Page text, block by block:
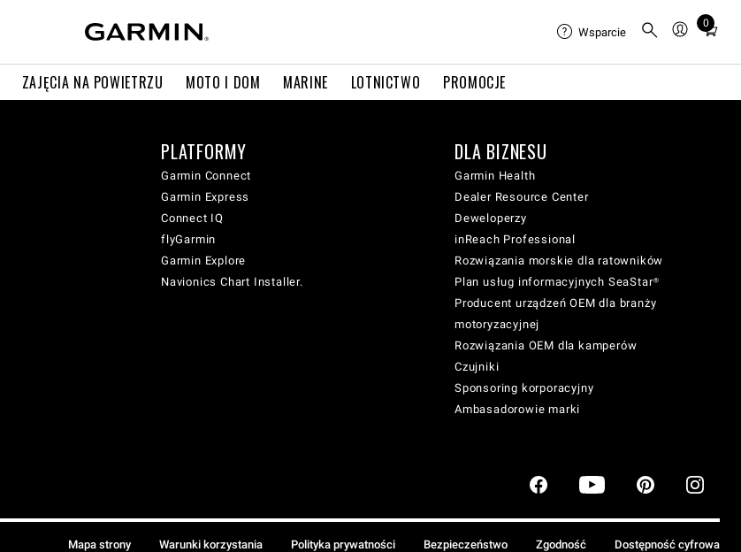
ZAJĘCIA NA POWIETRZU MOTO I DOM MARINE LOTNICTWO PROMOCJE
Wsparcie
0
Total
cart:
PLATFORMY
Garmin Connect
Garmin Express
Connect IQ
flyGarmin
Garmin Explore
Navionics Chart Installer.
DLA BIZNESU
Garmin Health
Dealer Resource Center
Deweloperzy
inReach Professional
Rozwiązania morskie dla ratowników
Plan usług informacyjnych SeaStar®
Producent urządzeń OEM dla branży
motoryzacyjnej
Rozwiązania OEM dla kamperów
Czujniki
Sponsoring korporacyjny
Ambasadorowie marki
Mapa strony Warunki korzystania Polityka prywatności Bezpieczeństwo Zgodność Dostępność cyfrowa